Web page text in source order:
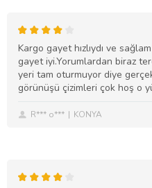
Kargo gayet hızlıydı ve
gayet iyi.Yorumlardan biraz
yeri tam oturmuyor diye
görünüşü çizimleri çok hoş o
R*** o*** KONYA